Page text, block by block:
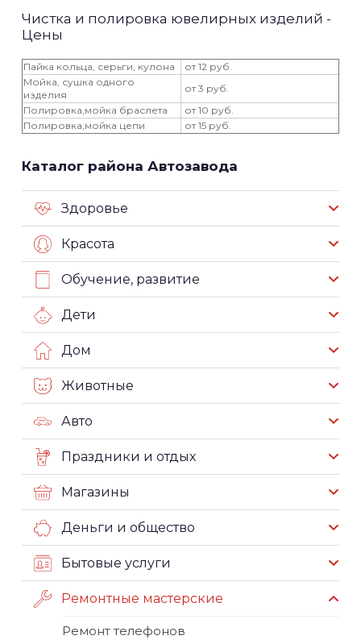
Чистка и полировка ювелирных изделий -
Цены
Пайка кольца, серьги, кулона
от 12 руб.
Мойка, сушка одного
изделия
от 3 руб.
Полировка,мойка браслета
от 10 руб.
Полировка,мойка цепи
от 15 руб.
Каталог района Автозавода
Здоровье
Красота
Обучение, развитие
Дети
Дом
Животные
Авто
Праздники и отдых
Магазины
Деньги и общество
Бытовые услуги
Ремонтные мастерские
Ремонт телефонов